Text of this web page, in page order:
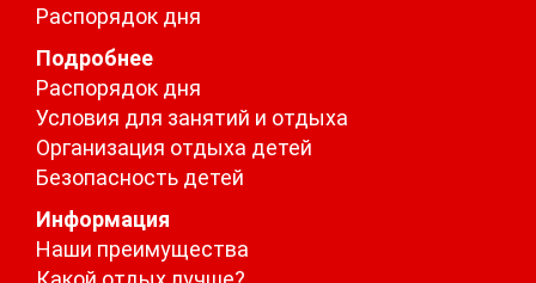
Распорядок дня
Подробнее
Распорядок дня
Условия для занятий и отдыха
Организация отдыха детей
Безопасность детей
Информация
Наши преимущества